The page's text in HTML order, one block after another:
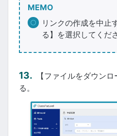
MEMO
リンクの作成を中止
る】を選択してくだ
【ファイルをダウン
る。